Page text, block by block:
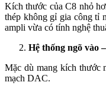
Kích thước của C8 nhỏ
thép không gỉ gia công tỉ
ampli vừa có tính nghệ
Hệ thống ngõ vào
Mặc dù mang kích thước
mạch DAC.